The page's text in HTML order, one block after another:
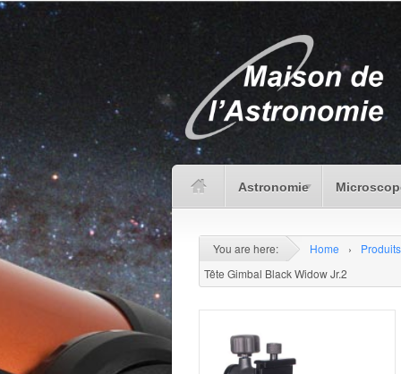
Astronomie
You are here: Home › Produits
Tête Gimbal Black Widow Jr.2